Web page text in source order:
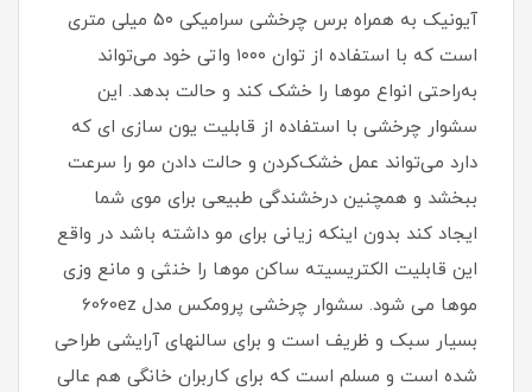
آیونیک به همراه برس چرخشی سرامیکی ۵۰ میلی متری
است که با استفاده از توان ۱۰۰۰ واتی خود می‌تواند
به‌راحتی انواع موها را خشک کند و حالت بدهد. این
سشوار چرخشی با استفاده از قابلیت یون سازی ای که
دارد می‌تواند عمل خشک‌کردن و حالت دادن مو را سرعت
ببخشد و همچنین درخشندگی طبیعی برای موی شما
ایجاد کند بدون اینکه زیانی برای مو داشته باشد در واقع
این قابلیت الکتریسیته ساکن موها را خنثی و مانع وزی
موها می شود. سشوار چرخشی پرومکس مدل 6060ez
بسیار سبک و ظریف است و برای سالنهای آرایشی طراحی
شده است و مسلم است که برای کاربران خانگی هم عالی